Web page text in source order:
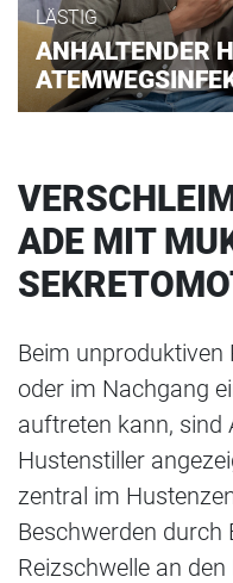
LÄSTIG
ANHALTENDER
ADE MIT
Beim unproduktiven
oder im Nachgang
auftreten kann, sind
Hustenstiller
zentral im
Beschwerden durch
Reizschwelle an